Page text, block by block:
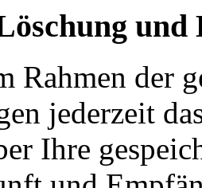
und
Rahmen der
jederzeit
Ihre